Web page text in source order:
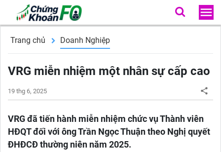
Trang chủ Doanh Nghiệp
VRG miễn nhiệm một nhân sự cấp cao
19 thg 6, 2025
VRG đã tiến hành miễn nhiệm chức vụ Thành viên
HĐQT đối với ông Trần Ngọc Thuận theo Nghị quyết
ĐHĐCĐ thường niên năm 2025.